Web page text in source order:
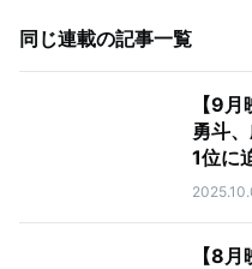
同じ連載の記事一覧
【9
勇斗
1位に
【8